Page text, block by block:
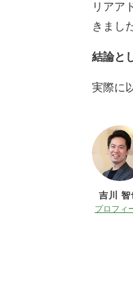
リアア
きまし
結論と
実際に
吉川 智
プロフィ